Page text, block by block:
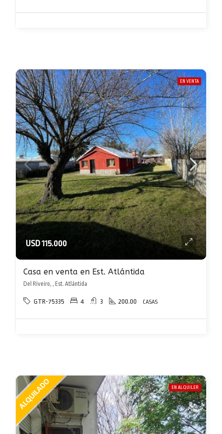
EN VENTA
USD 115.000
Casa en venta en Est. Atlántida
Del Riveiro, , Est. Atlántida
GTR-75335 4 3 200.00 CASAS
EN ALQUILER